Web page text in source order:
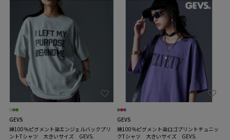
GEVS
綿100％ピグメント染エンジェルバックプリ
ントTシャツ 大きいサイズ GEVS.
GEVS
綿100％ピグメント染ロゴプリントチュニッ
クTシャツ 大きいサイズ GEVS.